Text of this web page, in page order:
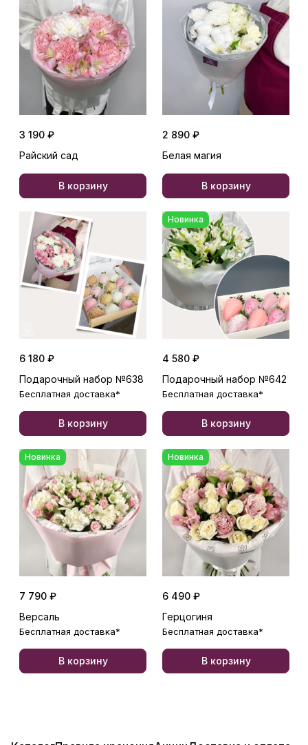
3 190 ₽
Райский сад
В корзину
2 890 ₽
Белая магия
В корзину
6 180 ₽
Подарочный набор №638
Бесплатная доставка*
В корзину
Новинка
4 580 ₽
Подарочный набор №642
Бесплатная доставка*
В корзину
Новинка
7 790 ₽
Версаль
Бесплатная доставка*
В корзину
Новинка
6 490 ₽
Герцогиня
Бесплатная доставка*
В корзину